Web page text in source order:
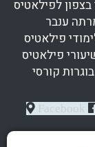
לפילאטיס
ענבר
פילאטיס
פילאטיס
קורסי
Facebook